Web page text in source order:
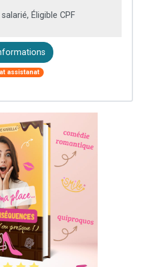
Éligible CPF
assistanat